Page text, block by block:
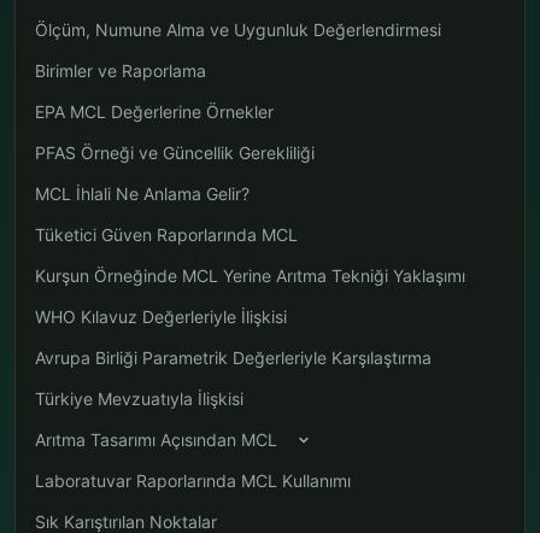
Ölçüm, Numune Alma ve Uygunluk Değerlendirmesi
Birimler ve Raporlama
EPA MCL Değerlerine Örnekler
PFAS Örneği ve Güncellik Gerekliliği
MCL İhlali Ne Anlama Gelir?
Tüketici Güven Raporlarında MCL
Kurşun Örneğinde MCL Yerine Arıtma Tekniği Yaklaşımı
WHO Kılavuz Değerleriyle İlişkisi
Avrupa Birliği Parametrik Değerleriyle Karşılaştırma
Türkiye Mevzuatıyla İlişkisi
Arıtma Tasarımı Açısından MCL
Laboratuvar Raporlarında MCL Kullanımı
Sık Karıştırılan Noktalar